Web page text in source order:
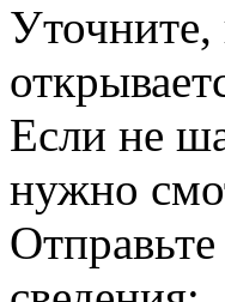
Уточните,
Если не
нужно